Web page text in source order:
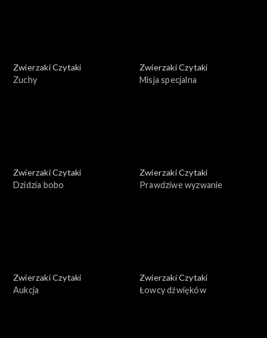
Zwierzaki Czytaki
Zuchy
Zwierzaki Czytaki
Misja specjalna
Zwierzaki Czytaki
Dzidzia bobo
Zwierzaki Czytaki
Prawdziwe wyzwanie
Zwierzaki Czytaki
Aukcja
Zwierzaki Czytaki
Łowcy dźwięków